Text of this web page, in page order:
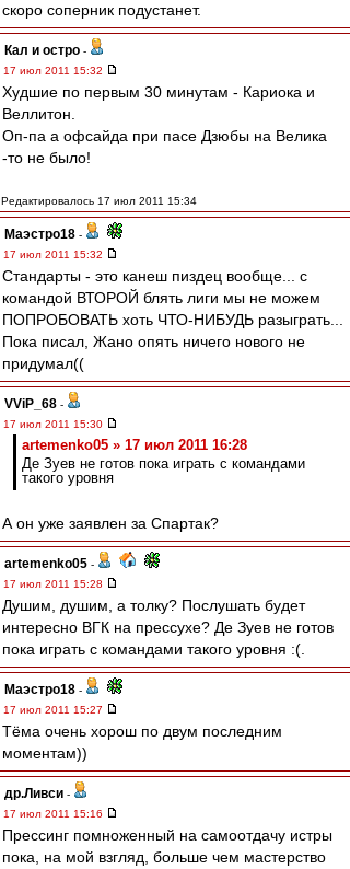
скоро соперник подустанет.
Кал и остро -
17 июл 2011 15:32
Худшие по первым 30 минутам - Кариока и
Веллитон.
Оп-па а офсайда при пасе Дзюбы на Велика
-то не было!
Редактировалось 17 июл 2011 15:34
Маэстро18 -
17 июл 2011 15:32
Стандарты - это канеш пиздец вообще... с
командой ВТОРОЙ блять лиги мы не можем
ПОПРОБОВАТЬ хоть ЧТО-НИБУДЬ разыграть...
Пока писал, Жано опять ничего нового не
придумал((
VViP_68 -
17 июл 2011 15:30
artemenko05 » 17 июл 2011 16:28
Де Зуев не готов пока играть с командами
такого уровня
А он уже заявлен за Спартак?
artemenko05 -
17 июл 2011 15:28
Душим, душим, а толку? Послушать будет
интересно ВГК на прессухе? Де Зуев не готов
пока играть с командами такого уровня :(.
Маэстро18 -
17 июл 2011 15:27
Тёма очень хорош по двум последним
моментам))
др.Ливси -
17 июл 2011 15:16
Прессинг помноженный на самоотдачу истры
пока, на мой взгляд, больше чем мастерство